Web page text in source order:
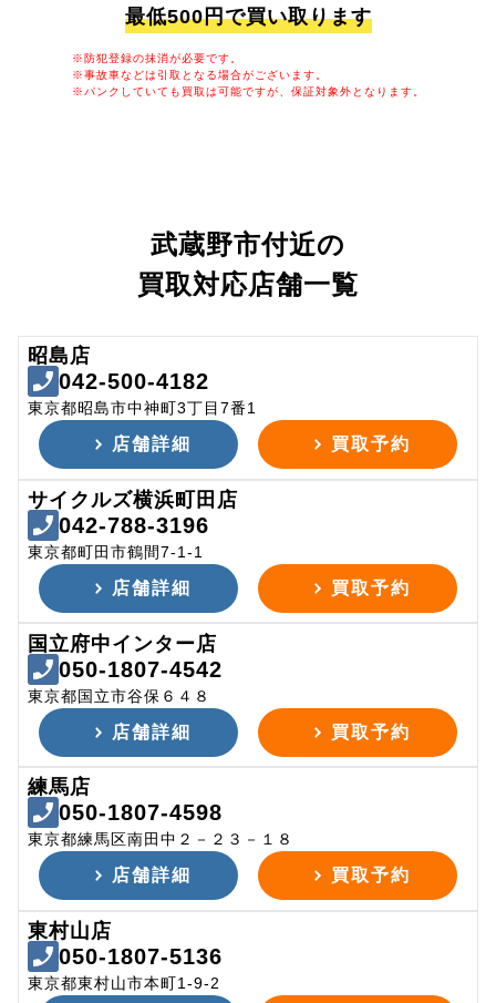
最低500円で買い取ります
※防犯登録の抹消が必要です。
※事故車などは引取となる場合がございます。
※パンクしていても買取は可能ですが、保証対象外となります。
武蔵野市付近の
買取対応店舗一覧
昭島店
042-500-4182
東京都昭島市中神町3丁目7番1
店舗詳細 買取予約
サイクルズ横浜町田店
042-788-3196
東京都町田市鶴間7-1-1
店舗詳細 買取予約
国立府中インター店
050-1807-4542
東京都国立市谷保６４８
店舗詳細 買取予約
練馬店
050-1807-4598
東京都練馬区南田中２－２３－１８
店舗詳細 買取予約
東村山店
050-1807-5136
東京都東村山市本町1-9-2